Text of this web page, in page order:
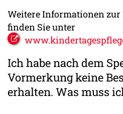
Weitere Informationen zur
finden Sie unter
Ich habe nach dem
Vormerkung keine
erhalten. Was muss